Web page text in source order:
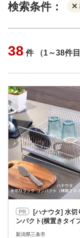
検索条件：
決済方法
PayPay
クレジットカード決
Amazon Pay
楽天ペイ
メルペイ
コンビニ支払い
ソフトバンクまと
d払い
金融機関(Pay-easy
38 件 （1～38件目
PR
ンパクト(横置きタイ
レイ SR 【033S017】
新潟県三条市